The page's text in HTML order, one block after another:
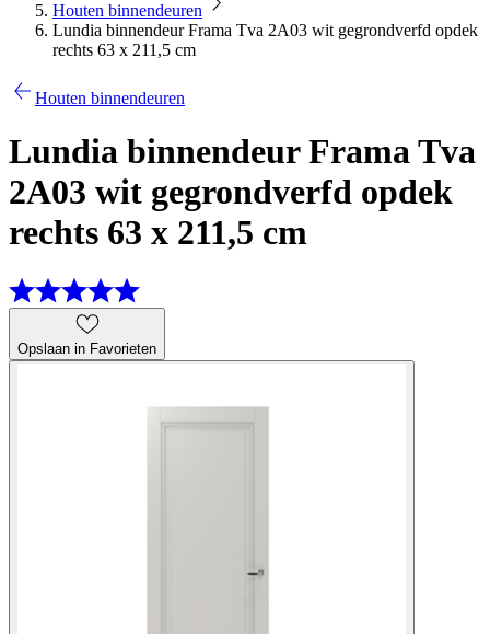
Houten binnendeuren
Lundia binnendeur Frama Tva 2A03 wit gegrondverfd opdek
rechts 63 x 211,5 cm
Houten binnendeuren
Lundia binnendeur Frama Tva
2A03 wit gegrondverfd opdek
rechts 63 x 211,5 cm
Opslaan in Favorieten